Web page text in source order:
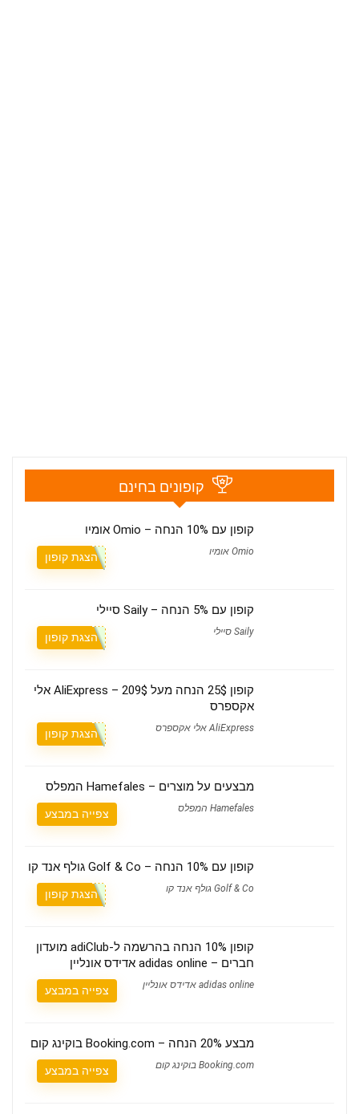
קופונים בחינם
קופון עם 10% הנחה – Omio אומיו
Omio אומיו הצגת קופון
קופון עם 5% הנחה – Saily סיילי
Saily סיילי הצגת קופון
קופון 25$ הנחה מעל 209$ – AliExpress אלי
אקספרס
AliExpress אלי אקספרס הצגת קופון
מבצעים על מוצרים – Hamefales המפלס
Hamefales המפלס צפייה במבצע
קופון עם 10% הנחה – Golf & Co גולף אנד קו
Golf & Co גולף אנד קו הצגת קופון
קופון 10% הנחה בהרשמה ל-adiClub מועדון
חברים – adidas online אדידס אונליין
adidas online אדידס אונליין צפייה במבצע
מבצע 20% הנחה – Booking.com בוקינג קום
Booking.com בוקינג קום צפייה במבצע